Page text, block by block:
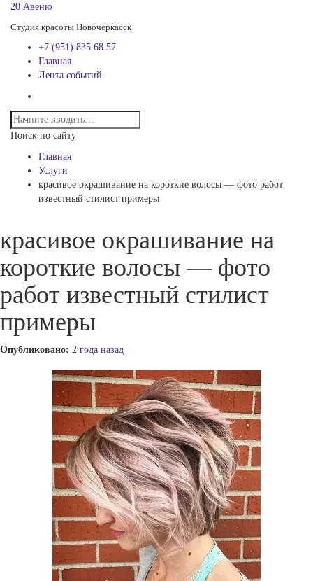
20 Авеню
Студия красоты Новочеркасск
+7 (951) 835 68 57
Главная
Лента событий
Поиск по сайту
Главная
Услуги
красивое окрашивание на короткие волосы — фото работ
известный стилист примеры
красивое окрашивание на
короткие волосы — фото
работ известный стилист
примеры
Опубликовано: 2 года назад